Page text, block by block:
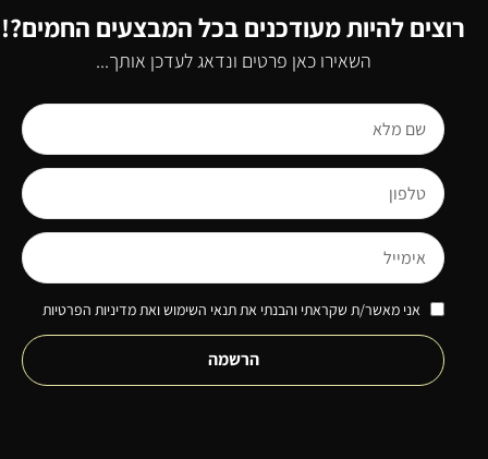
רוצים להיות מעודכנים בכל המבצעים החמים?!
השאירו כאן פרטים ונדאג לעדכן אותך...
אני מאשר/ת שקראתי והבנתי את תנאי השימוש ואת מדיניות הפרטיות
הרשמה